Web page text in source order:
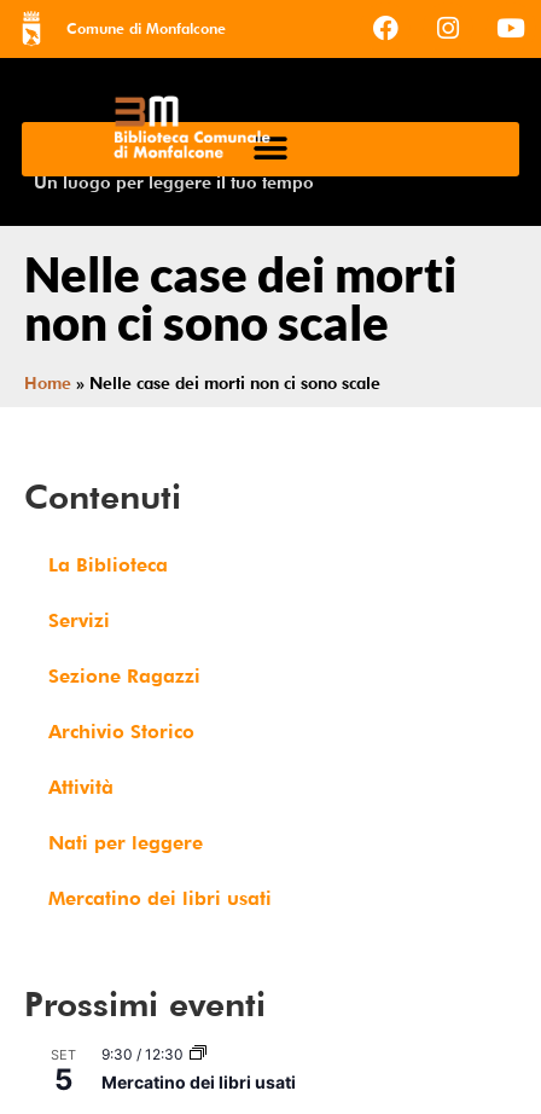
Comune di Monfalcone
Un luogo per leggere il tuo tempo
Nelle case dei morti
non ci sono scale
Home » Nelle case dei morti non ci sono scale
Contenuti
La Biblioteca
Servizi
Sezione Ragazzi
Archivio Storico
Attività
Nati per leggere
Mercatino dei libri usati
Prossimi eventi
SET
5
9:30 / 12:30
Mercatino dei libri usati